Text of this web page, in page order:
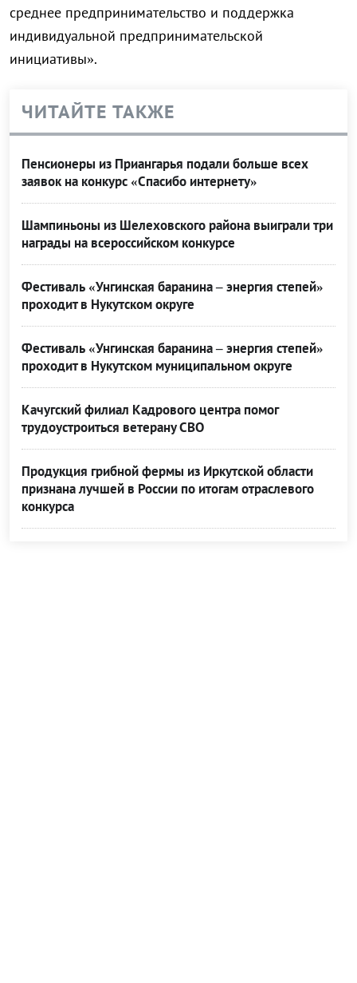
среднее предпринимательство и поддержка
индивидуальной предпринимательской
инициативы».
ЧИТАЙТЕ ТАКЖЕ
Пенсионеры из Приангарья подали больше всех
заявок на конкурс «Спасибо интернету»
Шампиньоны из Шелеховского района выиграли три
награды на всероссийском конкурсе
Фестиваль «Унгинская баранина – энергия степей»
проходит в Нукутском округе
Фестиваль «Унгинская баранина – энергия степей»
проходит в Нукутском муниципальном округе
Качугский филиал Кадрового центра помог
трудоустроиться ветерану СВО
Продукция грибной фермы из Иркутской области
признана лучшей в России по итогам отраслевого
конкурса